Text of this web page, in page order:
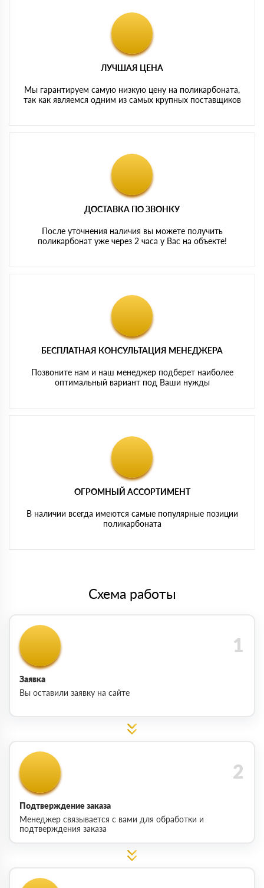
ЛУЧШАЯ ЦЕНА
Мы гарантируем самую низкую цену на поликарбоната,
так как являемся одним из самых крупных поставщиков
ДОСТАВКА ПО ЗВОНКУ
После уточнения наличия вы можете получить
поликарбонат уже через 2 часа у Вас на объекте!
БЕСПЛАТНАЯ КОНСУЛЬТАЦИЯ МЕНЕДЖЕРА
Позвоните нам и наш менеджер подберет наиболее
оптимальный вариант под Ваши нужды
ОГРОМНЫЙ АССОРТИМЕНТ
В наличии всегда имеются самые популярные позиции
поликарбоната
Схема работы
Заявка
Вы оставили заявку на сайте
Подтверждение заказа
Менеджер связывается с вами для обработки и
подтверждения заказа